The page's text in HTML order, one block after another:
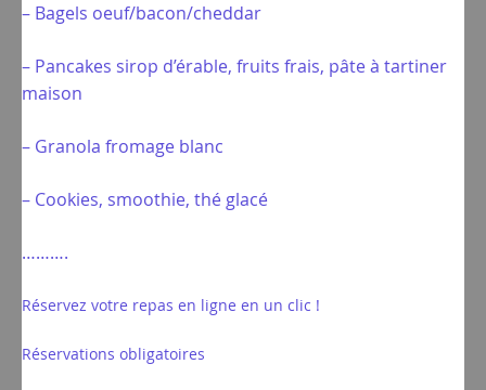
– Bagels oeuf/bacon/cheddar
– Pancakes sirop d’érable, fruits frais, pâte à tartiner
maison
– Granola fromage blanc
– Cookies, smoothie, thé glacé
……….
Réservez votre repas en ligne en un clic !
Réservations obligatoires